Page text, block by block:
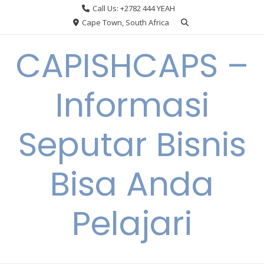
Call Us: +2782 444 YEAH
Cape Town, South Africa
CAPISHCAPS –
Informasi
Seputar Bisnis
Bisa Anda
Pelajari